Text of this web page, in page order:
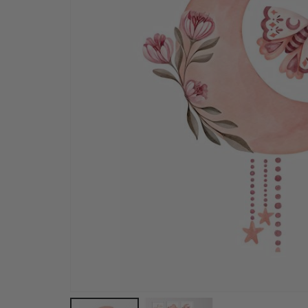
Namensaufkleber Selbstklebende für kleidung -